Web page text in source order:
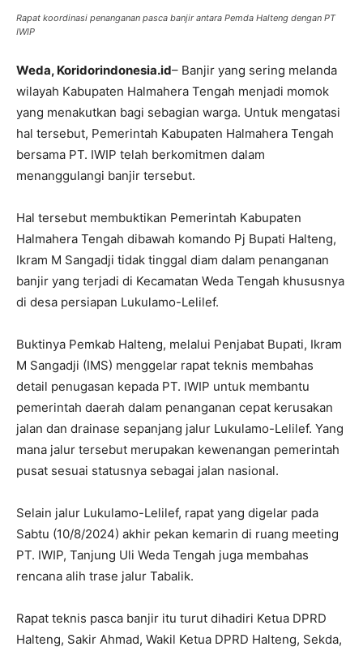
Rapat koordinasi penanganan pasca banjir antara Pemda Halteng dengan PT
IWIP
Weda, Koridorindonesia.id– Banjir yang sering melanda
wilayah Kabupaten Halmahera Tengah menjadi momok
yang menakutkan bagi sebagian warga. Untuk mengatasi
hal tersebut, Pemerintah Kabupaten Halmahera Tengah
bersama PT. IWIP telah berkomitmen dalam
menanggulangi banjir tersebut.
Hal tersebut membuktikan Pemerintah Kabupaten
Halmahera Tengah dibawah komando Pj Bupati Halteng,
Ikram M Sangadji tidak tinggal diam dalam penanganan
banjir yang terjadi di Kecamatan Weda Tengah khususnya
di desa persiapan Lukulamo-Lelilef.
Buktinya Pemkab Halteng, melalui Penjabat Bupati, Ikram
M Sangadji (IMS) menggelar rapat teknis membahas
detail penugasan kepada PT. IWIP untuk membantu
pemerintah daerah dalam penanganan cepat kerusakan
jalan dan drainase sepanjang jalur Lukulamo-Lelilef. Yang
mana jalur tersebut merupakan kewenangan pemerintah
pusat sesuai statusnya sebagai jalan nasional.
Selain jalur Lukulamo-Lelilef, rapat yang digelar pada
Sabtu (10/8/2024) akhir pekan kemarin di ruang meeting
PT. IWIP, Tanjung Uli Weda Tengah juga membahas
rencana alih trase jalur Tabalik.
Rapat teknis pasca banjir itu turut dihadiri Ketua DPRD
Halteng, Sakir Ahmad, Wakil Ketua DPRD Halteng, Sekda,